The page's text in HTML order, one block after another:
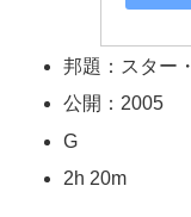
邦題：スター
公開：2005
G
2h 20m